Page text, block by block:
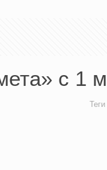
с 1
Теги